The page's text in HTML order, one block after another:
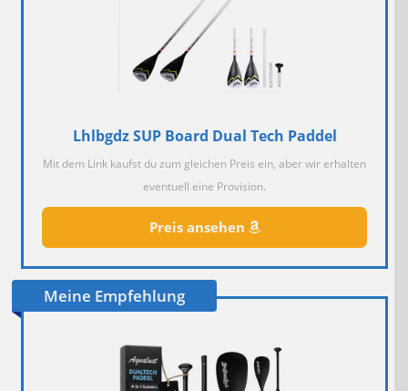
Lhlbgdz SUP Board Dual Tech Paddel
Mit dem Link kaufst du zum gleichen Preis ein, aber wir erhalten
eventuell eine Provision.
Preis ansehen
Meine Empfehlung